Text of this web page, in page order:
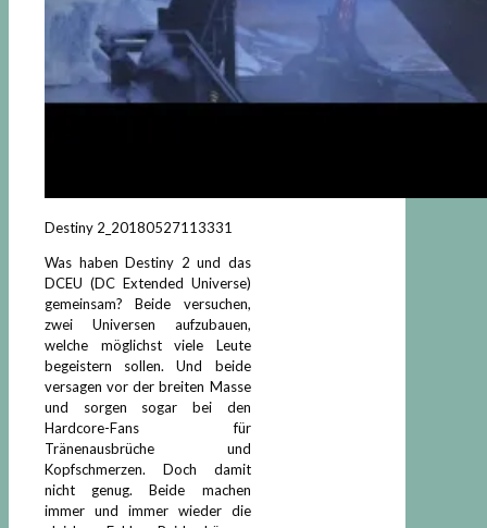
Destiny 2_20180527113331
Was haben Destiny 2 und das
DCEU (DC Extended Universe)
gemeinsam? Beide versuchen,
zwei Universen aufzubauen,
welche möglichst viele Leute
begeistern sollen. Und beide
versagen vor der breiten Masse
und sorgen sogar bei den
Hardcore-Fans für
Tränenausbrüche und
Kopfschmerzen. Doch damit
nicht genug. Beide machen
immer und immer wieder die